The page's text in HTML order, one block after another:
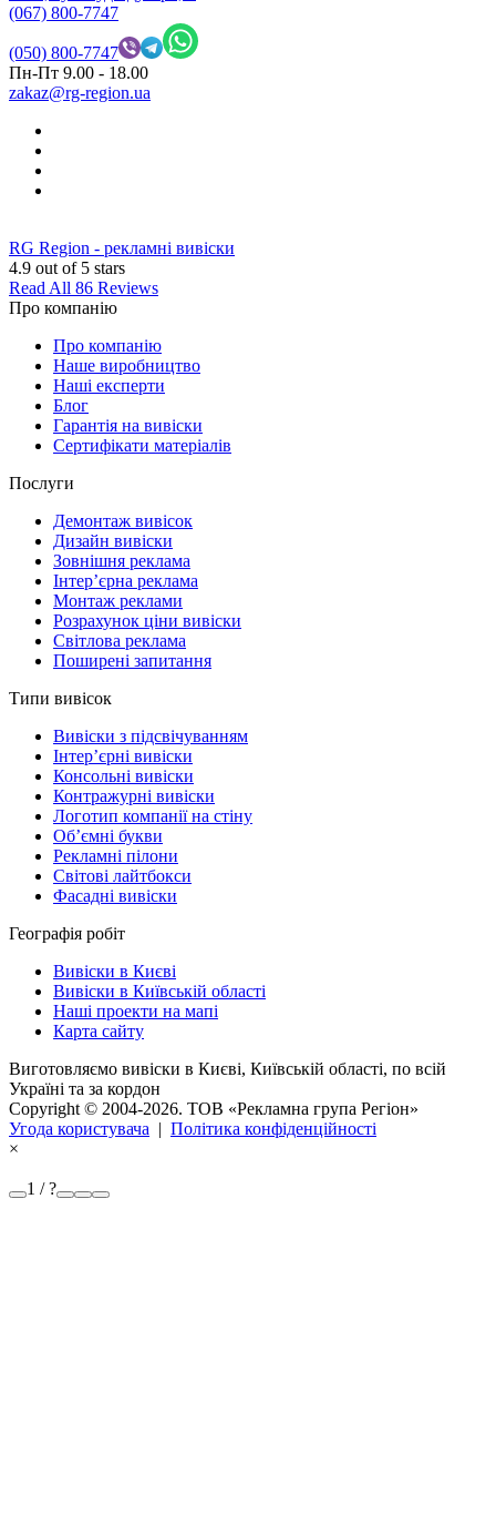
(067) 800-7747
(050) 800-7747
Пн-Пт 9.00 - 18.00
zakaz@rg-region.ua
RG Region - рекламні вивіски
4.9 out of 5 stars
Read All 86 Reviews
Про компанію
Про компанію
Наше виробництво
Наші експерти
Блог
Гарантія на вивіски
Сертифікати матеріалів
Послуги
Демонтаж вивісок
Дизайн вивіски
Зовнішня реклама
Інтер’єрна реклама
Монтаж реклами
Розрахунок ціни вивіски
Світлова реклама
Поширені запитання
Типи вивісок
Вивіски з підсвічуванням
Інтер’єрні вивіски
Консольні вивіски
Контражурні вивіски
Логотип компанії на стіну
Об’ємні букви
Рекламні пілони
Світові лайтбокси
Фасадні вивіски
Географія робіт
Вивіски в Києві
Вивіски в Київській області
Наші проекти на мапі
Карта сайту
Виготовляємо вивіски в Києві, Київській області, по всій
Україні та за кордон
Copyright © 2004-2026. ТОВ «Рекламна група Регіон»
Угода користувача | Політика конфіденційності
×
1 / ?